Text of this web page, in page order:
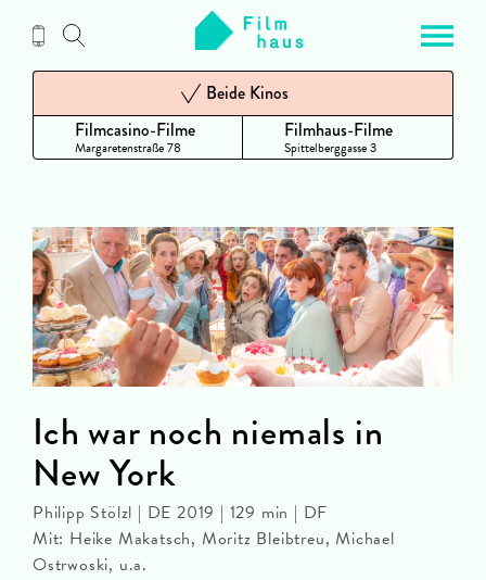
Inhalt
Filmcasino-Filme
Margaretenstraße 78
Beide Kinos
Filmhaus-Filme
Spittelberggasse 3
Ich war noch niemals in
New York
Philipp Stölzl | DE 2019 | 129 min | DF
Mit: Heike Makatsch, Moritz Bleibtreu, Michael
Ostrwoski, u.a.